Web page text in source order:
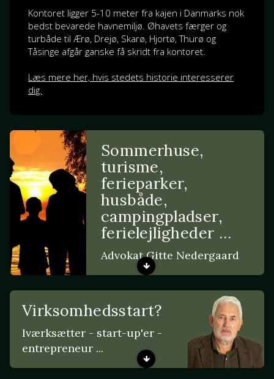
Kontoret ligger 5-10 meter fra kajen i Danmarks nok
bedst bevarede havnemiljø. Øhavets færger og
turbåde til Ærø, Drejø, Skarø, Hjortø, Thurø og
Tåsinge afgår ganske få skridt fra kontoret.
Læs mere her, hvis stedets historie interesserer
dig.
Sommerhuse,
turisme,
ferieparker,
husbåde,
campingpladser,
ferielejligheder …
Advokat Gitte Nedergaard
Virksomhedsstart?
Iværksætter - start-up'er -
entrepreneur ...